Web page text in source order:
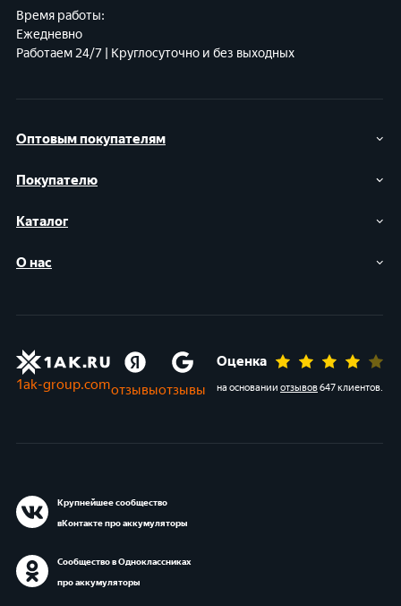
Оптовым покупателям
Покупателю
Каталог
О нас
Время работы:
Ежедневно
Работаем 24/7 | Круглосуточно и без выходных
1ak-group.comотзывыотзывы
Оценка
на основании отзывов647 клиентов.
Крупнейшее сообщество
вКонтакте про аккумуляторы
Сообщество в Одноклассниках
про аккумуляторы